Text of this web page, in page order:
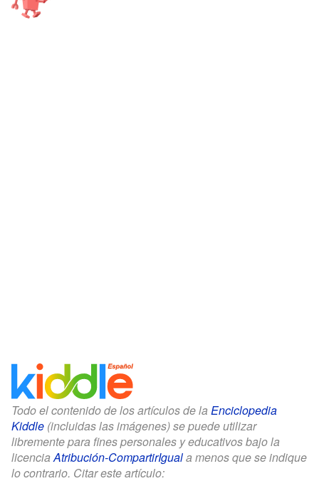
Todo el contenido de los artículos de la Enciclopedia
Kiddle (incluidas las imágenes) se puede utilizar
libremente para fines personales y educativos bajo la
licenciaAtribución-CompartirIguala menos que se indique
lo contrario. Citar este artículo: